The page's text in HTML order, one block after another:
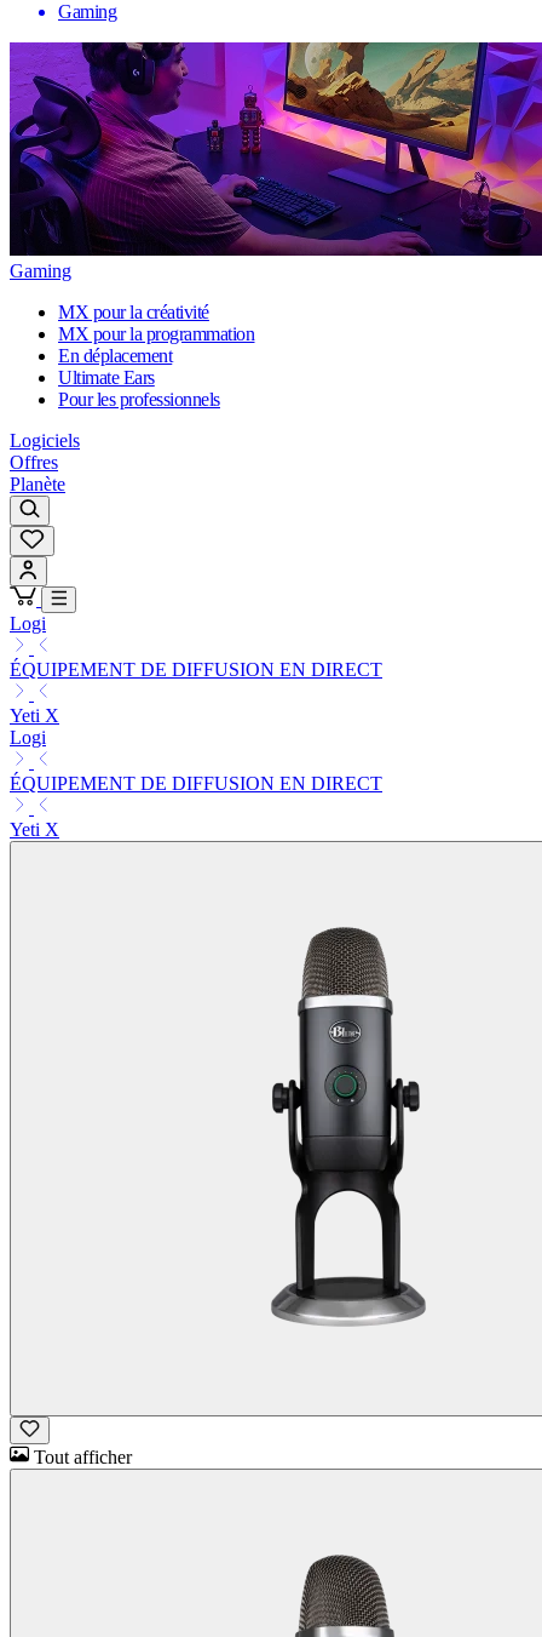
Gaming
Gaming
MX pour la créativité
MX pour la programmation
En déplacement
Ultimate Ears
Pour les professionnels
Logiciels
Offres
Planète
Logi
ÉQUIPEMENT DE DIFFUSION EN DIRECT
Yeti X
Logi
ÉQUIPEMENT DE DIFFUSION EN DIRECT
Yeti X
Tout afficher